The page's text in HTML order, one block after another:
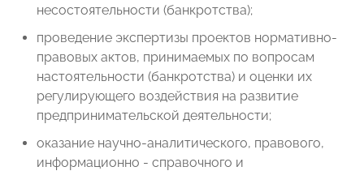
несостоятельности (банкротства);
проведение экспертизы проектов нормативно-
правовых актов, принимаемых по вопросам
настоятельности (банкротства) и оценки их
регулирующего воздействия на развитие
предпринимательской деятельности;
оказание научно-аналитического, правового,
информационно - справочного и